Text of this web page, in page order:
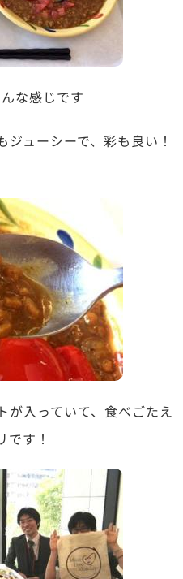
な感じです
ューシーで、彩も良い！
が入っていて、食べごたえ
です！